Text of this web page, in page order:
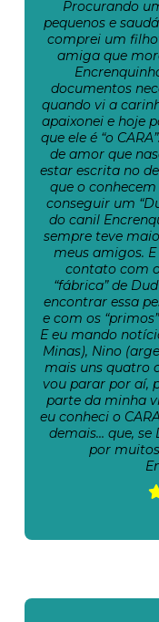
Procurando
pequenos e
comprei um
amiga que
documentos
quando vi a
apaixonei e hoje
que ele é “o
de amor que
estar escrita no
que o
conseguir um
do canil
sempre teve
meus amigos.
contato com o
“fábrica” de
encontrar essa
e com os
E eu mando
Minas), Nino
mais uns quatro
vou parar por aí,
parte da minha
eu conheci o
demais… que, se
por